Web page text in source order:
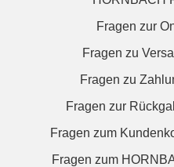
Fragen zur
Fragen zu
Fragen zu
Fragen zur
Fragen zum
Fragen zum